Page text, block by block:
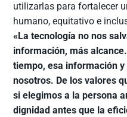
utilizarlas para fortalecer
humano, equitativo e
«La tecnología no nos
información, más
tiempo, esa información
nosotros. De los valores
si elegimos a la persona
dignidad antes que la